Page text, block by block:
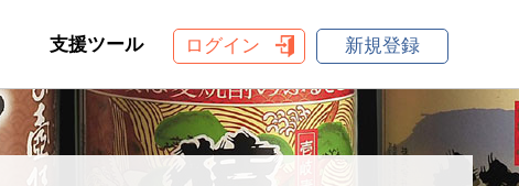
支援ツール ログイン 新規登録